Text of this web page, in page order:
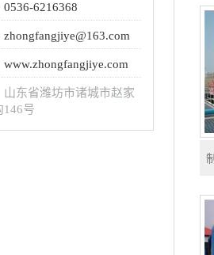
0536-6216368
zhongfangjiye@163.com
www.zhongfangjiye.com
山东省潍坊市诸城市赵家
146号